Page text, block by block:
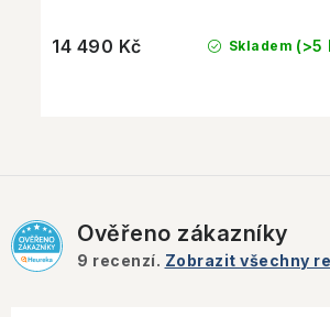
Skladem (>5
14 490 Kč
Ověřeno zákazníky
9 recenzí. Zobrazit všechny